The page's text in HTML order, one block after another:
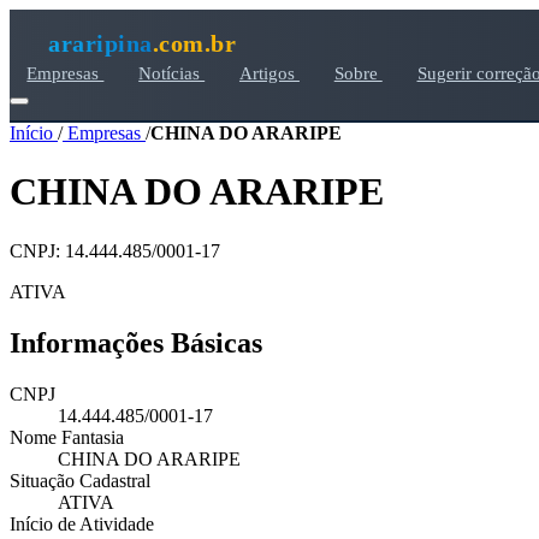
araripina.com.br
Empresas Notícias Artigos Sobre Sugerir
Início /Empresas /CHINA DO ARARIPE
CHINA DO ARARIPE
CNPJ: 14.444.485/0001-17
ATIVA
Informações Básicas
CNPJ
14.444.485/0001-17
Nome Fantasia
CHINA DO ARARIPE
Situação Cadastral
ATIVA
Início de Atividade